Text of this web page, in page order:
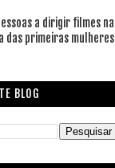
a dirigir filmes na
das primeiras mulheres
BLOG